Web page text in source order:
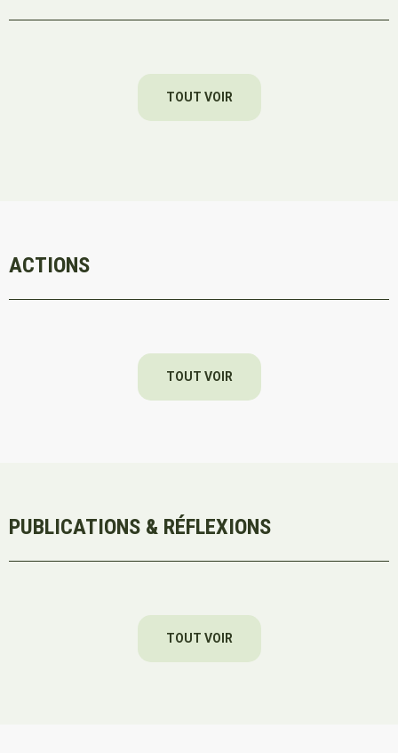
TOUT VOIR
ACTIONS
TOUT VOIR
PUBLICATIONS & RÉFLEXIONS
TOUT VOIR